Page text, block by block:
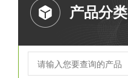
产品分类